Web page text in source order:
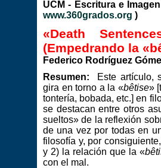
UCM - Escritura e
www.360grados.org )
«Death
(Empedrando la
Federico Rodríguez
Resumen: Este artículo,
gira en torno a la «bêtise»
tontería, bobada, etc.] en
se destacan entre otros
sueltos» de la reflexión
de una vez por todas en
filosofía y, por
y 2) la relación que la «
con el mal.